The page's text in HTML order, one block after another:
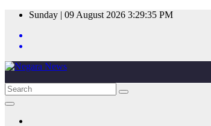
Skip
content
Sunday | 09 August 2026 3:29:35 PM